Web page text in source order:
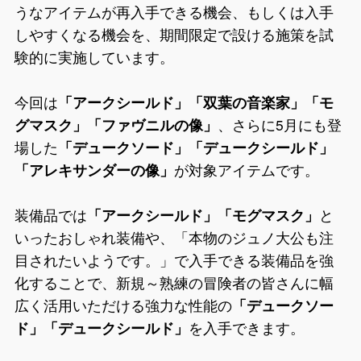
うなアイテムが再入手できる機会、もしくは入手
しやすくなる機会を、期間限定で設ける施策を試
験的に実施しています。
今回は 「アークシールド」「双葉の音楽家」「モ
グマスク」「ファヴニルの像」 、さらに5月にも登
場した 「デュークソード」「デュークシールド」
「アレキサンダーの像」 が対象アイテムです。
装備品では 「アークシールド」「モグマスク」 と
いったおしゃれ装備や、「本物のジュノ大公も注
目されたいようです。」で入手できる装備品を強
化することで、新規～熟練の冒険者の皆さんに幅
広く活用いただける強力な性能の「デュークソー
ド」「デュークシールド」 を入手できます。